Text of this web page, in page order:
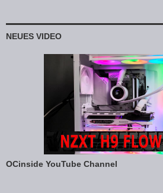
NEUES VIDEO
OCinside YouTube Channel